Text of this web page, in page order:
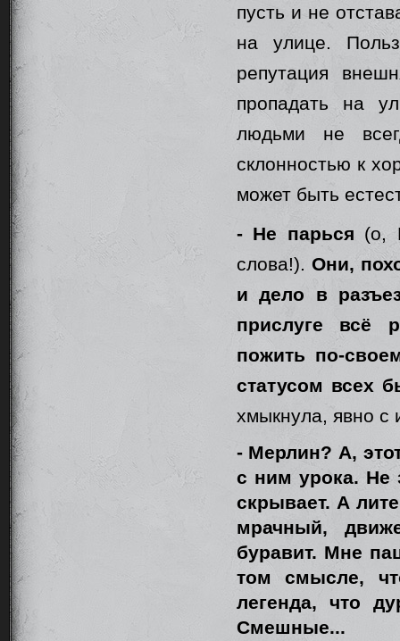
пусть и не
на улице.
репутация
пропадать на
людьми не
склонностью к
может быть
- Не парься (о,
слова!). Они,
и дело в
прислуге всё
пожить по-
статусом всех
хмыкнула, явно с
- Мерлин? А,
с ним урока. Не
скрывает. А
мрачный,
буравит. Мне
том смысле,
легенда, что
Смешные...